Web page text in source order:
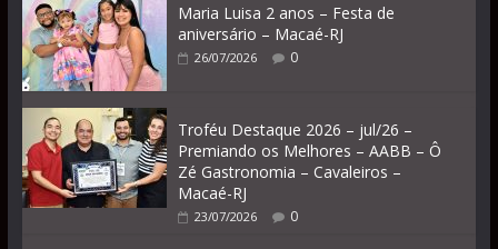
Maria Luisa 2 anos – Festa de
aniversário – Macaé-RJ
26/07/2026 0
Troféu Destaque 2026 – jul/26 –
Premiando os Melhores – AABB – Ô
Zé Gastronomia – Cavaleiros –
Macaé-RJ
23/07/2026 0